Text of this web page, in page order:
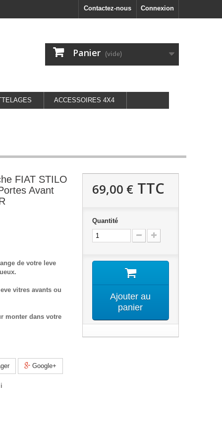
Connexion
Contactez-nous
Panier (vide)
ACCESSOIRES 4X4
FIAT STILO
Avant
de votre leve
vitres avants ou
monter dans votre
Google+
69,00 €TTC
Quantité
Ajouter au
panier